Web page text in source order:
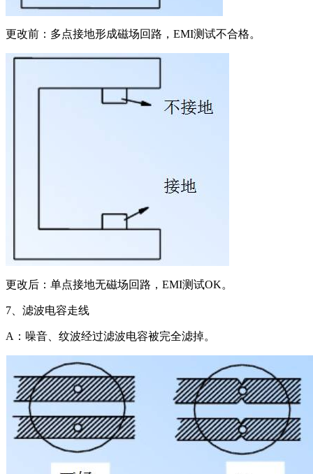
更改前：多点接地形成磁场回路，EMI测试不合格。
更改后：单点接地无磁场回路，EMI测试OK。
7、滤波电容走线
A：噪音、纹波经过滤波电容被完全滤掉。